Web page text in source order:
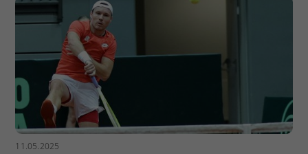
11.05.2025